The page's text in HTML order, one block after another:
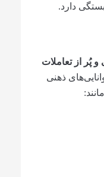
دارد.
از تعاملات
ذهنی